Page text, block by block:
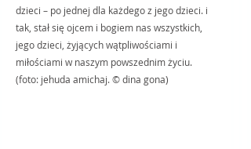
dzieci – po jednej dla każdego z jego dzieci. i
tak, stał się ojcem i bogiem nas wszystkich,
jego dzieci, żyjących wątpliwościami i
miłościami w naszym powszednim życiu.
(foto: jehuda amichaj. © dina gona)